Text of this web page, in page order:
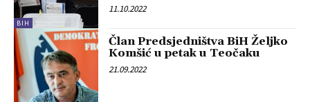
BIH
11.10.2022
Član Predsjedništva BiH Željko
Komšić u petak u Teočaku
21.09.2022